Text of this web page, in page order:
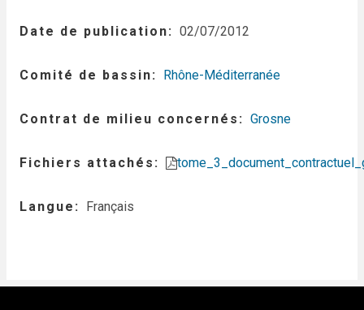
Date de publication 02/07/2012
Comité de bassin Rhône-Méditerranée
Contrat de milieu concernés Grosne
Fichiers attachés
Langue Français